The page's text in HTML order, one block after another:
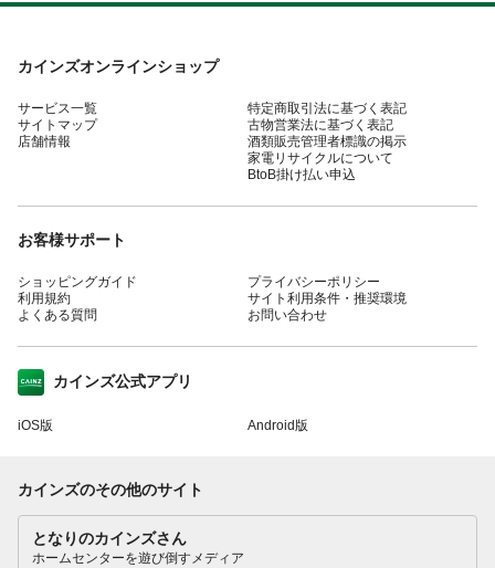
カインズオンラインショップ
サービス一覧
サイトマップ
店舗情報
特定商取引法に基づく表記
古物営業法に基づく表記
酒類販売管理者標識の掲示
家電リサイクルについて
BtoB掛け払い申込
お客様サポート
ショッピングガイド
利用規約
よくある質問
プライバシーポリシー
サイト利用条件・推奨環境
お問い合わせ
カインズ公式アプリ
iOS版 Android版
カインズのその他のサイト
となりのカインズさん
ホームセンターを遊び倒すメディア